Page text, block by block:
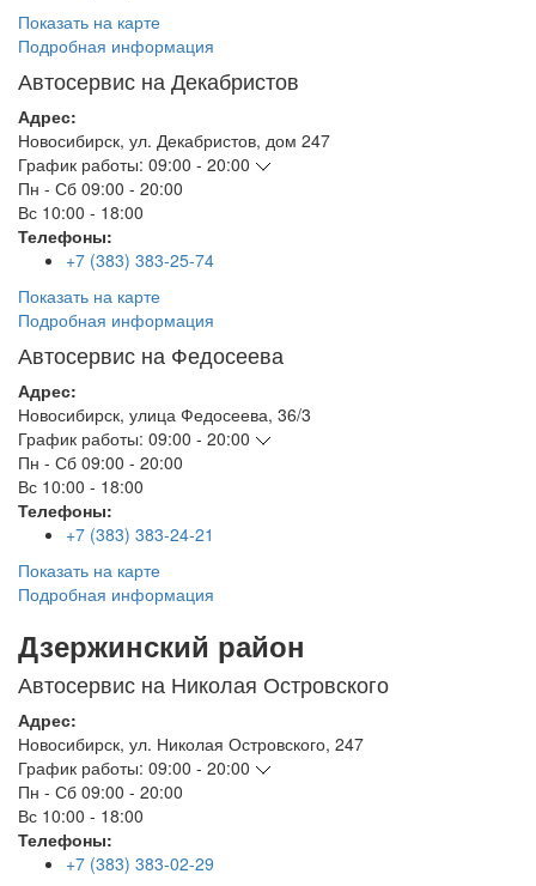
Показать на карте
Подробная информация
Автосервис на Декабристов
Адрес:
Новосибирск, ул. Декабристов, дом 247
График работы: 09:00 - 20:00
Пн - Сб 09:00 - 20:00
Вс 10:00 - 18:00
Телефоны:
+7 (383) 383-25-74
Показать на карте
Подробная информация
Автосервис на Федосеева
Адрес:
Новосибирск, улица Федосеева, 36/3
График работы: 09:00 - 20:00
Пн - Сб 09:00 - 20:00
Вс 10:00 - 18:00
Телефоны:
+7 (383) 383-24-21
Показать на карте
Подробная информация
Дзержинский район
Автосервис на Николая Островского
Адрес:
Новосибирск, ул. Николая Островского, 247
График работы: 09:00 - 20:00
Пн - Сб 09:00 - 20:00
Вс 10:00 - 18:00
Телефоны:
+7 (383) 383-02-29